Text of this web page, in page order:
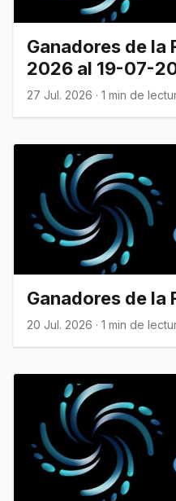
Ganadores de la
2026 al 19-07-
27 Jul. 2026 · 1 min de
Ganadores de la
20 Jul. 2026 · 1 min de